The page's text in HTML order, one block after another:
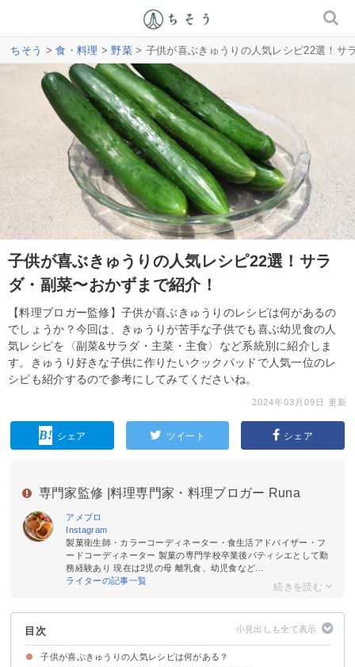
ちそう >食・料理 >野菜> 子供が喜ぶきゅうりの人気レシピ22選！サ
子供が喜ぶきゅうりの人気レシピ22選！サラ
ダ・副菜〜おかずまで紹介！
【料理ブロガー監修】子供が喜ぶきゅうりのレシピは何があるの
でしょうか？今回は、きゅうりが苦手な子供でも喜ぶ幼児食の人
気レシピを〈副菜&サラダ・主菜・主食〉など系統別に紹介しま
す。きゅうり好きな子供に作りたいクックパッドで人気一位のレ
シピも紹介するので参考にしてみてくださいね。
2024年03月09日 更新
シェア ツイート シェア
専門家監修 | 料理専門家・料理ブロガー Runa
アメブロ
Instagram
製菓衛生師・カラーコーディネーター・食生活アドバイザー・フ
ードコーディネーター 製菓の専門学校卒業後パティシエとして勤
務経験あり 現在は2児の母 離乳食、幼児食など...
ライターの記事一覧
目次
子供が喜ぶきゅうりの人気レシピは何がある？